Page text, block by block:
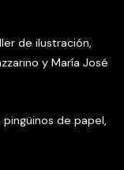
de ilustración,
y María José
pingüinos de papel,